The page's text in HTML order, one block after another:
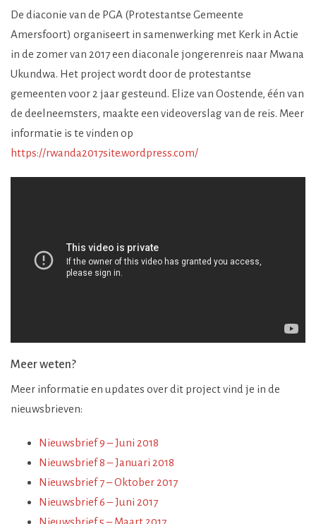
De diaconie van de PGA (Protestantse Gemeente
Amersfoort) organiseert in samenwerking met Kerk in Actie
in de zomer van 2017 een diaconale jongerenreis naar Mwana
Ukundwa. Het project wordt door de protestantse
gemeenten voor 2 jaar gesteund. Elize van Oostende, één van
de deelneemsters, maakte een videoverslag van de reis. Meer
informatie is te vinden op
https://rwanda2017site.wordpress.com/
Meer weten?
Meer informatie en updates over dit project vind je in de
nieuwsbrieven:
Nieuwsbrief 9 – Juni 2018
Nieuwsbrief 8 – Januari 2018
Nieuwsbrief 7 – Oktober 2017
Nieuwsbrief 6 – Juni 2017